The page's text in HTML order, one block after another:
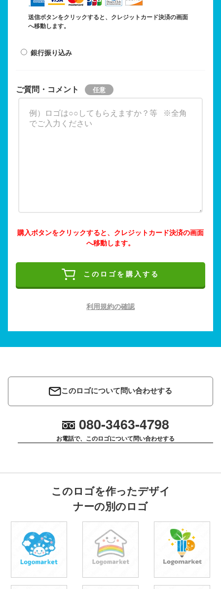
送信ボタンをクリックすると、クレジットカード決済の画面
へ移動します。
銀行振り込み
ご質問・コメント
購入ボタンをクリックすると、クレジットカード決済の画面
へ移動します。
このロゴを購入する
利用規約の確認
このロゴについて問い合わせする
080-3463-4798
お電話で、このロゴについて問い合わせする
このロゴを作ったデザイ
ナーの別のロゴ